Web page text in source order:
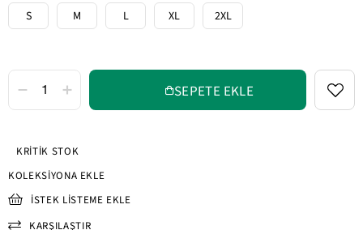
S M L XL 2XL
KRITIK STOK
KOLEKSIYONA EKLE
İSTEK LISTEME EKLE
KARŞILAŞTIR